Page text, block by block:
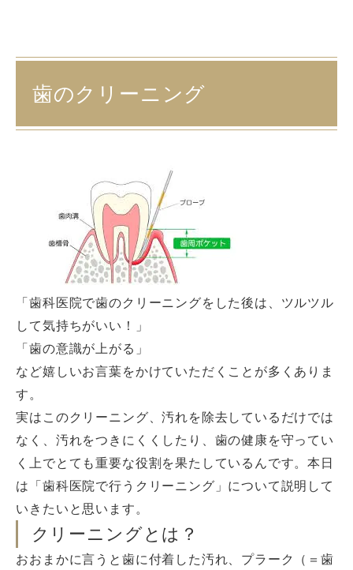
歯のクリーニング
「歯科医院で歯のクリーニングをした後は、ツルツル
して気持ちがいい！」
「歯の意識が上がる」
など嬉しいお言葉をかけていただくことが多くありま
す。
実はこのクリーニング、汚れを除去しているだけでは
なく、汚れをつきにくくしたり、歯の健康を守ってい
く上でとても重要な役割を果たしているんです。本日
は「歯科医院で行うクリーニング」について説明して
いきたいと思います。
クリーニングとは？
おおまかに言うと歯に付着した汚れ、プラーク（＝歯